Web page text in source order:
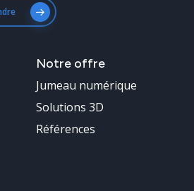
Notre offre
Jumeau numérique
Solutions 3D
Références